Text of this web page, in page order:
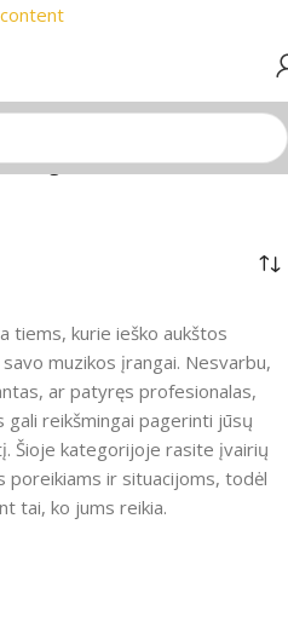
📦 Nemokamas
/„Stagebox“.
tiems, kurie ieško aukštos
muzikos įrangai. Nesvarbu,
ar patyręs profesionalas,
gali reikšmingai pagerinti jūsų
Šioje kategorijoje rasite įvairių
ir situacijoms, todėl
tai, ko jums reikia.